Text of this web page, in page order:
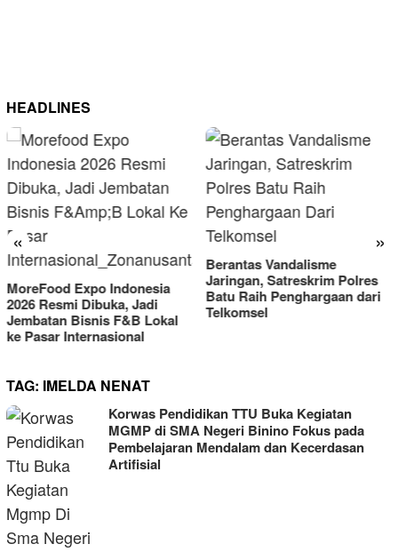
HEADLINES
« »
Berantas Vandalisme
Jaringan, Satreskrim Polres
Batu Raih Penghargaan dari
Telkomsel
RM OG Alami Kenaikan
Omset di Porprov IX Jatim
2025
TAG: IMELDA NENAT
Korwas Pendidikan TTU Buka Kegiatan
MGMP di SMA Negeri Binino Fokus pada
Pembelajaran Mendalam dan Kecerdasan
Artifisial